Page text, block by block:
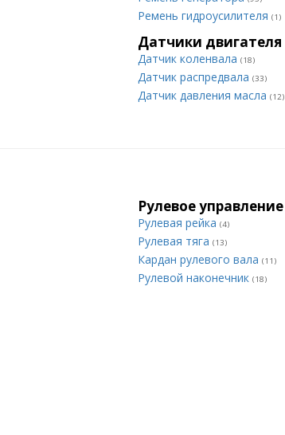
Ремень гидроусилителя (1)
Датчики двигателя
Датчик коленвала (18)
Датчик распредвала (33)
Датчик давления масла (12)
Рулевое управление
Рулевая рейка (4)
Рулевая тяга (13)
Кардан рулевого вала (11)
Рулевой наконечник (18)